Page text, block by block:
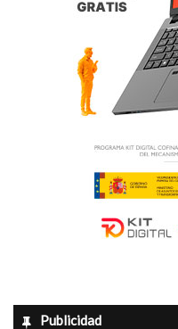
Publicidad